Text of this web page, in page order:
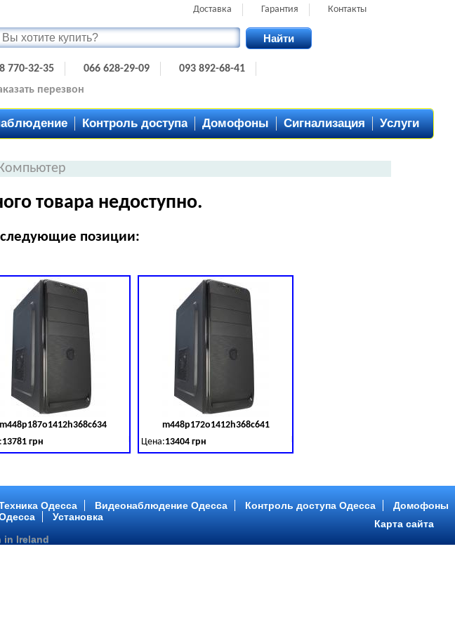
Доставка Гарантия Контакты
Найти
770-32-35 066 628-29-09
093 892-68-41
перезвон
Контроль доступа Домофоны Сигнализация Услуги
товара недоступно.
следующие позиции:
III)
379029
(1600 MHz) HDD: TOSHIBA 500 GB (SATA III)
m448p187o1412h368c634
13781 грн Код товара:379030
™ i5 2 ядра 2.90GHz,ОЗУ: 2 GB, DDR 3 (1600 MHz) HDD: Seagate 2 TB (SATA III)
m448p172o1412h368c641
Цена:13404 грн Код товара:
Intel Core ™ i5 4 ядра 3.20GHz,ОЗУ: 2 GB, DDR 3 (1600 MHz) HDD: Seagate 2
Одесса Видеонаблюдение Одесса Контроль доступа Одесса
Домофоны
Установка
Карта сайта
in Ireland